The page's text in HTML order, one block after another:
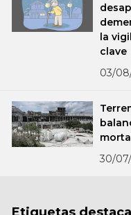
la
clave
03/
30/